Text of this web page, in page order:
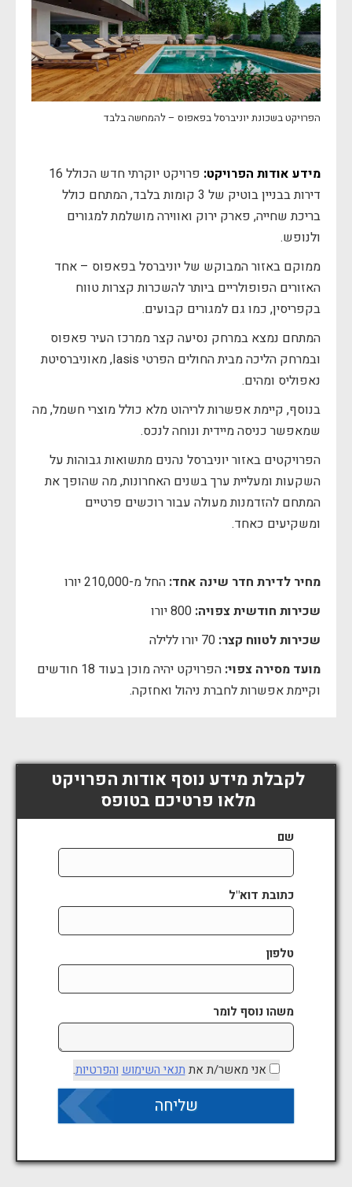
הפרויקט בשכונת יוניברסל בפאפוס – להמחשה בלבד
מידע אודות הפרויקט:
פרויקט יוקרתי חדש הכולל 16
דירות בבניין בוטיק של 3 קומות בלבד, המתחם כולל
בריכת שחייה, פארק ירוק ואווירה מושלמת למגורים
ולנופש.
ממוקם באזור המבוקש של יוניברסל בפאפוס – אחד
האזורים הפופולריים ביותר להשכרות קצרות טווח
בקפריסין, כמו גם למגורים קבועים.
המתחם נמצא במרחק נסיעה קצר ממרכז העיר פאפוס
ובמרחק הליכה מבית החולים הפרטי Iasis, מאוניברסיטת
נאפוליס ומהים.
בנוסף, קיימת אפשרות לריהוט מלא כולל מוצרי חשמל, מה
שמאפשר כניסה מיידית ונוחה לנכס.
הפרויקטים באזור יוניברסל נהנים מתשואות גבוהות על
השקעות ומעליית ערך בשנים האחרונות, מה שהופך את
המתחם להזדמנות מעולה עבור רוכשים פרטיים
ומשקיעים כאחד.
מחיר לדירת חדר שינה אחד: החל מ-210,000 יורו
שכירות חודשית צפויה:
שכירות לטווח קצר:
מועד מסירה צפוי:
הפרויקט יהיה מוכן בעוד 18 חודשים
וקיימת אפשרות לחברת ניהול ואחזקה.
לקבלת מידע נוסף אודות הפרויקט
מלאו פרטיכם בטופס
שם
כתובת דוא"ל
טלפון
משהו נוסף לומר
אני מאשר/ת את תנאי השימוש והפרטיות.